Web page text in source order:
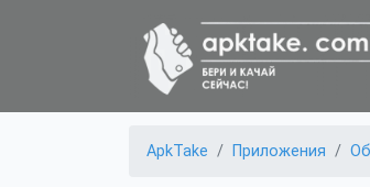
ApkTake Приложения